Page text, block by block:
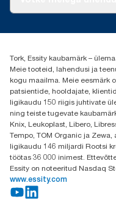
+37253322264
Leia Tork maaletooja
Essity Estonia OÜ
Reti Tee 9, Peetri
Harju maakond
75312 Estonia
Tork, Essity kaubamärk –
Meie tooteid, lahendusi ja
kogu maailma. Meie eesmärk
patsientide, hooldajate,
ligikaudu 150 riigis juhtivate
ning teiste tugevate
Knix, Leukoplast, Libero,
Tempo, TOM Organic ja
ligikaudu 146 miljardi Rootsi
töötas 36 000 inimest.
Essity on noteeritud Nasdaq
www.essity.com